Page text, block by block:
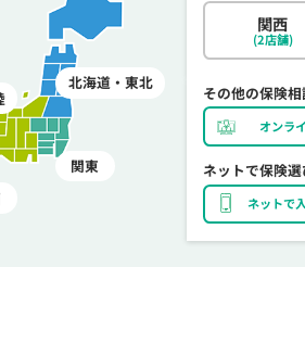
その他の保険
オンラ
ネットで保険
ネットで
北海道・東北
関東
関西
(2店舗)